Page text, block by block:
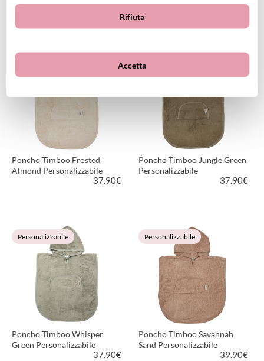
37.90€
VEDI PRODOTTO
37.90€
VEDI PRODOTTO
Poncho Timboo Frosted
Almond Personalizzabile
37.90€
VEDI PRODOTTO
Personalizzabile
Poncho Timboo Jungle Green
Personalizzabile
37.90€
VEDI PRODOTTO
Personalizzabile
Poncho Timboo Whisper
Green Personalizzabile
37.90€
Personalizzabile
Poncho Timboo Savannah
Sand Personalizzabile
39.90€
Rifiuta
Accetta